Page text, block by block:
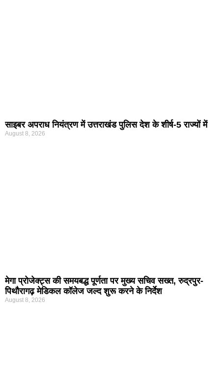
साइबर अपराध नियंत्रण में उत्तराखंड पुलिस देश के शीर्ष-5 राज्यों में
August 8, 2026
मेगा प्रोजेक्ट्स की समयबद्ध पूर्णता पर मुख्य सचिव सख्त, रुद्रपुर-
पिथौरागढ़ मेडिकल कॉलेज जल्द शुरू करने के निर्देश
August 8, 2026